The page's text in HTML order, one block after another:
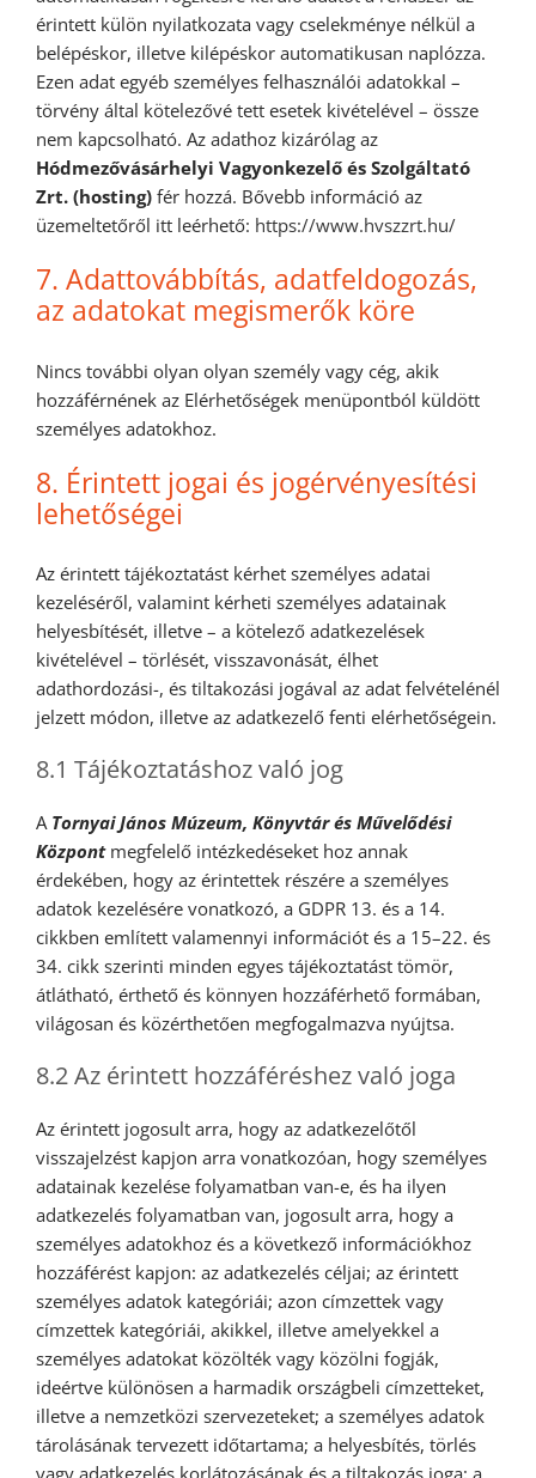
érintett külön nyilatkozata vagy cselekménye nélkül a
belépéskor, illetve kilépéskor automatikusan naplózza.
Ezen adat egyéb személyes felhasználói adatokkal –
törvény által kötelezővé tett esetek kivételével – össze
nem kapcsolható. Az adathoz kizárólag az
Hódmezővásárhelyi Vagyonkezelő és Szolgáltató
Zrt. (hosting)fér hozzá. Bővebb információ az
üzemeltetőről itt leérhető: https://www.hvszzrt.hu/
7. Adattovábbítás, adatfeldogozás,
az adatokat megismerők köre
Nincs további olyan olyan személy vagy cég, akik
hozzáférnének az Elérhetőségek menüpontból küldött
személyes adatokhoz.
8. Érintett jogai és jogérvényesítési
lehetőségei
Az érintett tájékoztatást kérhet személyes adatai
kezeléséről, valamint kérheti személyes adatainak
helyesbítését, illetve – a kötelező adatkezelések
kivételével – törlését, visszavonását, élhet
adathordozási-, és tiltakozási jogával az adat felvételénél
jelzett módon, illetve az adatkezelő fenti elérhetőségein.
8.1 Tájékoztatáshoz való jog
A Tornyai János Múzeum, Könyvtár és Művelődési
Központmegfelelő intézkedéseket hoz annak
érdekében, hogy az érintettek részére a személyes
adatok kezelésére vonatkozó, a GDPR 13. és a 14.
cikkben említett valamennyi információt és a 15–22. és
34. cikk szerinti minden egyes tájékoztatást tömör,
átlátható, érthető és könnyen hozzáférhető formában,
világosan és közérthetően megfogalmazva nyújtsa.
8.2 Az érintett hozzáféréshez való joga
Az érintett jogosult arra, hogy az adatkezelőtől
visszajelzést kapjon arra vonatkozóan, hogy személyes
adatainak kezelése folyamatban van-e, és ha ilyen
adatkezelés folyamatban van, jogosult arra, hogy a
személyes adatokhoz és a következő információkhoz
hozzáférést kapjon: az adatkezelés céljai; az érintett
személyes adatok kategóriái; azon címzettek vagy
címzettek kategóriái, akikkel, illetve amelyekkel a
személyes adatokat közölték vagy közölni fogják,
ideértve különösen a harmadik országbeli címzetteket,
illetve a nemzetközi szervezeteket; a személyes adatok
tárolásának tervezett időtartama; a helyesbítés, törlés